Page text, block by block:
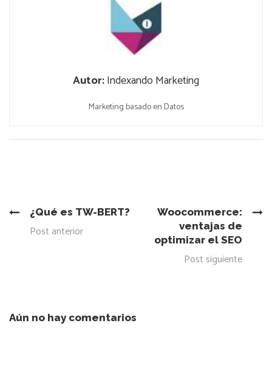
Autor:Indexando Marketing
Marketing basado en Datos
¿Qué es TW-BERT?
Post anterior
Woocommerce:
ventajas de
optimizar el SEO
Post siguiente
Aún no hay comentarios